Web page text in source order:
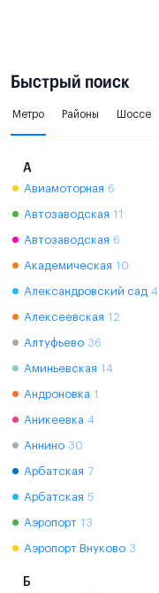
Быстрый поиск
Метро Районы Шоссе
А
Авиамоторная 6
Автозаводская 11
Автозаводская 6
Академическая 10
Александровский сад 4
Алексеевская 12
Алтуфьево 36
Аминьевская 14
Андроновка 1
Аникеевка 4
Аннино 30
Арбатская 7
Арбатская 5
Аэропорт 13
Аэропорт Внуково 3
Б